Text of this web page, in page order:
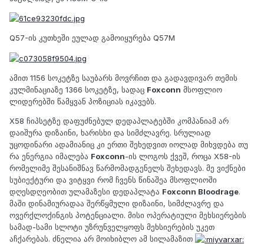
Q57-ის კუთხეში ეულად გამოიყურება Q57M
ამით 1156 სოკეტზე საუბარს მოვრჩით და გადავდივარ თემის
კულმინაციაზე 1366 სოკეტზე, სადაც Foxconn მსოფლიო
ლიდერებში წამყვან პოზიციას იკავებს.
X58 ჩიპსეტზე დაფუძნებულ დედაპლატებში კომპანიამ არ
დაიშურა დიზაინი, ხარისხი და სიმძლავრე. სრულიად
უცოდინარი ადამიანიც კი ერთი შეხედვით იოლად მიხვდება თუ
რა ენერგია იმალება Foxconn-ის ლოგოს ქვეშ, როცა X58-ის
რომელიმე შესანიშნავ წარმომადგენელს შეხედავს. მე ვიქნები
სუბიექტური და ვიტყვი რომ ჩვენს წინაშეა მსოფლიოში
დღესდღეობით ულამაზესი დედაპლატა Foxconn Bloodrage.
მაში დინამიურადაა შერწყმული დიზაინი, სიმძლავრე და
ოვერქლოქინგის პოტენციალი. მისი ოპერატიული მეხსიერების
სამად-სამი სლოტი უზრუნველყოფს მეხსიერების უკეთ
აჩქარებას. ძნელია არ მოიხიბლო ამ სილამაზით